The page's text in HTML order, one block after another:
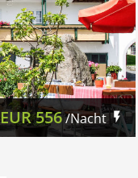
EUR556/Nacht